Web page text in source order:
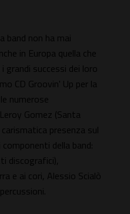
band non ha mai
in Europa quella che
grandi successi dei loro
CD Groovin' Up per la
numerose
Gomez (Santa
presenza sul
della band:
discografici),
e ai cori, Alessio Scialò